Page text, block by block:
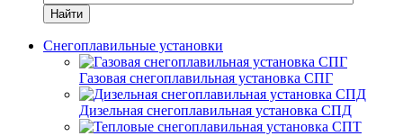
Найти
Снегоплавильные установки
Газовая снегоплавильная установка СПГ
Дизельная снегоплавильная установка СПД